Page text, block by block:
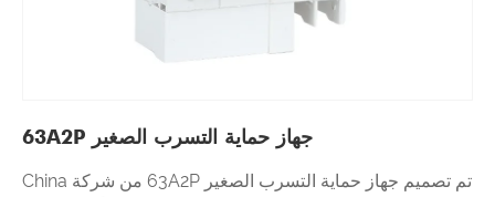
جهاز حماية التسرب الصغير 63A2P
تم تصميم جهاز حماية التسرب الصغير 63A2P من شركة China